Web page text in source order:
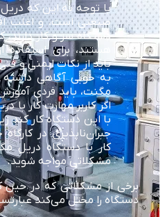
با توجه به این که
صنعتی است، و اغلب
دستگاه سر و کار دارند،
هستند، برای
باید از نکات ایمنی و
به خوبی آگاهی داشته
مگنت، باید فردی
اگر کاربر مهارت کار با
با این دستگاه کار کند
جبران‌ناپذیری در
کار با دستگاه دریل
مشکلاتی مواجه شوید.
برخی از مشکلاتی که در حین
دستگاه را مختل می‌کند